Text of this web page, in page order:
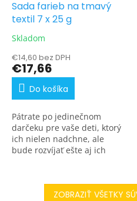
Sada farieb na tmavý
textil 7 x 25 g
Skladom
€14,60 bez DPH
€17,66
Do košíka
Pátrate po jedinečnom
darčeku pre vaše deti, ktorý
ich nielen nadchne, ale
bude rozvíjať ešte aj ich
tvorivého priateľa...
ZOBRAZIŤ VŠETKY